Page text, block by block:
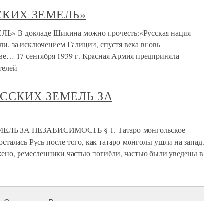
ЗЕМЕЛЬ»
докладе Шикина можно прочесть:«Русская нация
за исключением Галиции, спустя века вновь
17 сентября 1939 г. Красная Армия предприняла
ЗЕМЕЛЬ ЗА
ЗА НЕЗАВИСИМОСТЬ § 1. Татаро-монгольское
Русь после того, как татаро-монголы ушли на запад.
ремесленники частью погибли, частью были уведены в